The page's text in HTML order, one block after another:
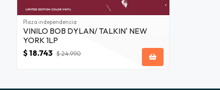
Plaza independencia
VINILO BOB DYLAN/ TALKIN' NEW
YORK 1LP
$ 18.743 $ 24.990